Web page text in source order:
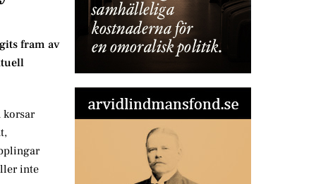
fram av
korsar
inte